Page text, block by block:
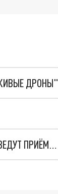
ДРОНЫ"
В ПЕТЕРБУРГЕ ФИГУРАНТЫ ДЕЛА О СМЕРТЕЛЬНОМ ОТРАВЛЕНИИ БАРИЕМ ВНОВЬ ВЕДУТ ПРИЁМ ПАЦИЕНТОВ